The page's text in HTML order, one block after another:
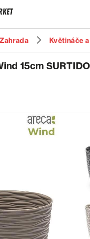
Zahrada Květináče
15cm